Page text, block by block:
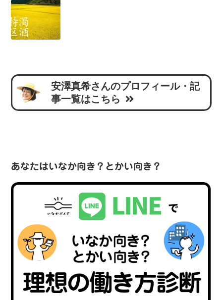
安澤真希さんのプロフィール・記
事一覧はこちら
あなたはいなか向き？とかい向き？